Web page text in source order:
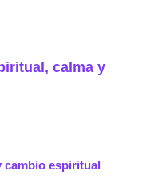
calma y